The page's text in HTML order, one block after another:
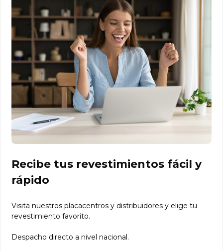
Recibe tus revestimientos fácil y
rápido
Visita nuestros placacentros y distribuidores y elige tu
revestimiento favorito.
Despacho directo a nivel nacional.